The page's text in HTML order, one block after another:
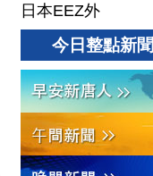
日本EEZ外
今日整點新聞